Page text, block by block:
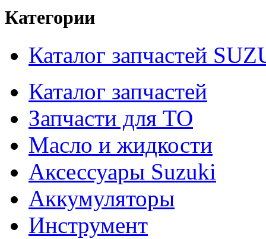
Категории
Каталог запчастей
Каталог запчастей
Запчасти для ТО
Масло и жидкости
Аксессуары Suzuki
Аккумуляторы
Инструмент